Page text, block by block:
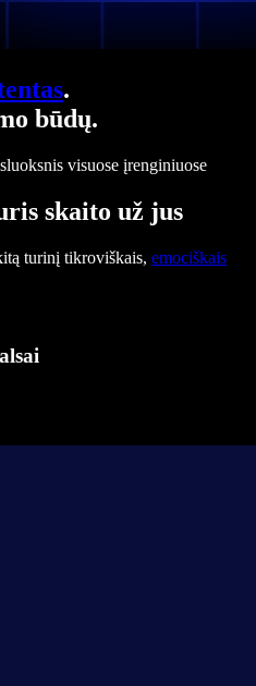
.
būdų.
visuose įrenginiuose
skaito už jus
turinį tikroviškais, emociškais